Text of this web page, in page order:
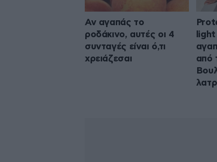
Αν αγαπάς το
ροδάκινο, αυτές οι 4
συνταγές είναι ό,τι
χρειάζεσαι
από